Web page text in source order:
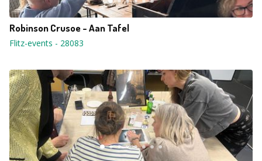
Robinson Crusoe - Aan Tafel
Flitz-events - 28083